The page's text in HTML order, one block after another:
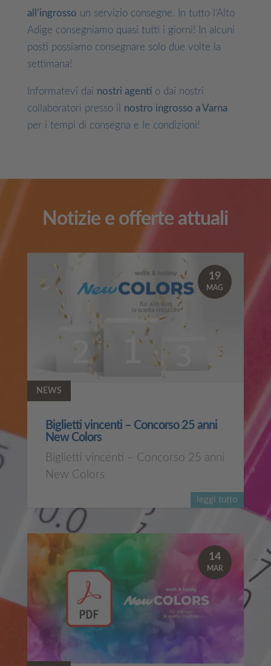
all’ingrosso un servizio consegne. In tutto l’Alto
Adige consegniamo quasi tutti i giorni! In alcuni
posti possiamo consegnare solo due volte la
settimana!
Informatevi dai nostri agentio dai nostri
collaboratori presso il nostro ingrosso a Varna
per i tempi di consegna e le condizioni!
Notizie e offerte attuali
leggi tutto
Biglietti vincenti – Concorso 25 anni
New Colors
NEWS
Biglietti vincenti – Concorso 25 anni
New Colors
19
MAG
14
MAR